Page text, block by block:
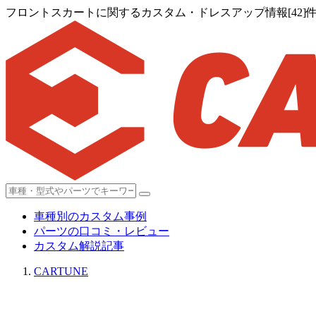
フロントスカートに関するカスタム・ドレスアップ情報[42]
車種別のカスタム事例
パーツの口コミ・レビュー
カスタム解説記事
CARTUNE